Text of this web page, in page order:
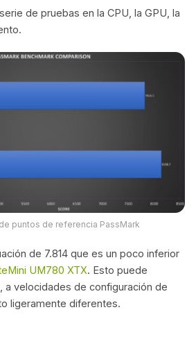
de pruebas en la CPU, la GPU, la
puntos de referencia PassMark
de 7.814 que es un poco inferior
UM780 XTX. Esto puede
velocidades de configuración de
ligeramente diferentes.